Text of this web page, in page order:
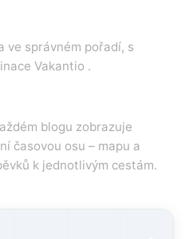
ve správném pořadí, s
Vakantio .
blogu zobrazuje
časovou osu – mapu a
k jednotlivým cestám.